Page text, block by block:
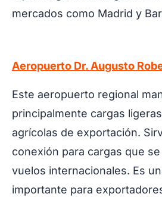
mercados como Madrid y
Aeropuerto Dr. Augusto
Este aeropuerto regional
principalmente cargas
agrícolas de exportación.
conexión para cargas que
vuelos internacionales. Es
importante para